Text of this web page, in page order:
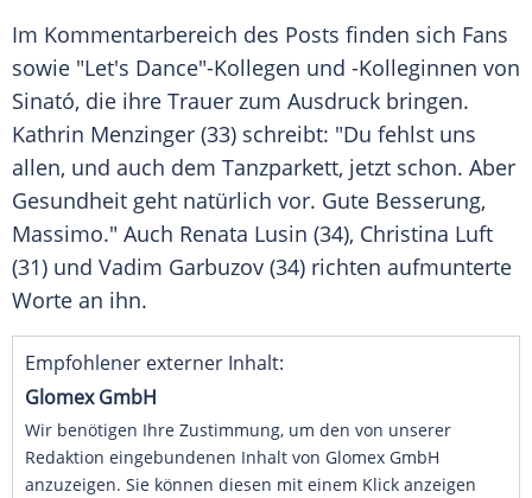
Im Kommentarbereich des Posts finden sich Fans
sowie "Let's Dance"-Kollegen und -Kolleginnen von
Sinató, die ihre Trauer zum Ausdruck bringen.
Kathrin Menzinger (33) schreibt: "Du fehlst uns
allen, und auch dem Tanzparkett, jetzt schon. Aber
Gesundheit geht natürlich vor. Gute Besserung,
Massimo." Auch Renata Lusin (34), Christina Luft
(31) und Vadim Garbuzov (34) richten aufmunterte
Worte an ihn.
Empfohlener externer Inhalt:
Glomex GmbH
Wir benötigen Ihre Zustimmung, um den von unserer
Redaktion eingebundenen Inhalt von Glomex GmbH
anzuzeigen. Sie können diesen mit einem Klick anzeigen